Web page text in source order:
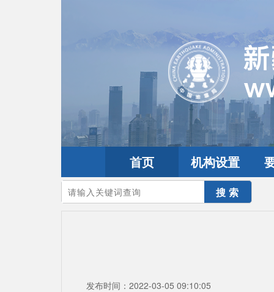
首页 机构设置
您的当前位置：首页>地震频道 全球震讯
发布时间：2022-03-05 09:10:05